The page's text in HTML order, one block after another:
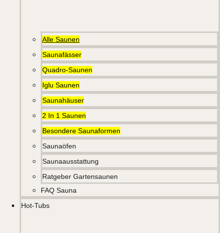
Alle Saunen
Saunafässer
Quadro-Saunen
Iglu Saunen
Saunahäuser
2 In 1 Saunen
Besondere Saunaformen
Saunaöfen
Saunaausstattung
Ratgeber Gartensaunen
FAQ Sauna
Hot-Tubs